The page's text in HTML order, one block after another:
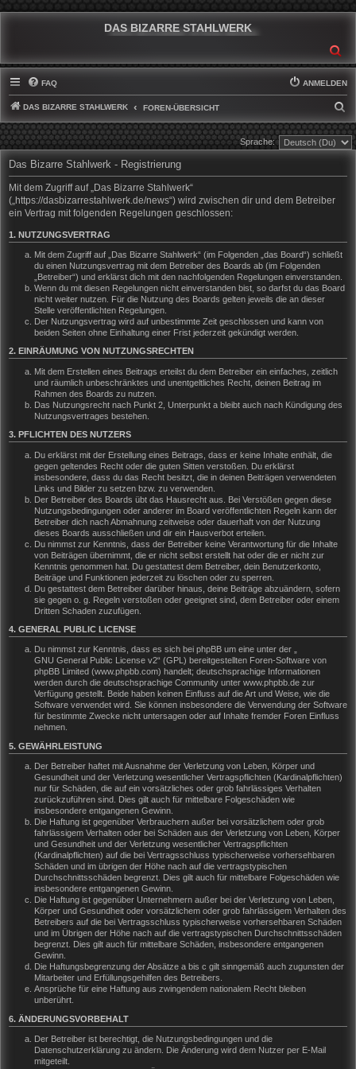
DAS BIZARRE STAHLWERK
FAQ ANMELDEN
DAS BIZARRE STAHLWERK FOREN-ÜBERSICHT
U
C
Sprache:
Das Bizarre Stahlwerk - Registrierung
Mit dem Zugriff auf „Das Bizarre Stahlwerk“
(„https://dasbizarrestahlwerk.de/news“) wird zwischen dir und dem Betreiber
ein Vertrag mit folgenden Regelungen geschlossen:
1. NUTZUNGSVERTRAG
Mit dem Zugriff auf „Das Bizarre Stahlwerk“ (im Folgenden „das Board“) schließt
du einen Nutzungsvertrag mit dem Betreiber des Boards ab (im Folgenden
„Betreiber“) und erklärst dich mit den nachfolgenden Regelungen einverstanden.
Wenn du mit diesen Regelungen nicht einverstanden bist, so darfst du das Board
nicht weiter nutzen. Für die Nutzung des Boards gelten jeweils die an dieser
Stelle veröffentlichten Regelungen.
Der Nutzungsvertrag wird auf unbestimmte Zeit geschlossen und kann von
beiden Seiten ohne Einhaltung einer Frist jederzeit gekündigt werden.
2. EINRÄUMUNG VON NUTZUNGSRECHTEN
Mit dem Erstellen eines Beitrags erteilst du dem Betreiber ein einfaches, zeitlich
und räumlich unbeschränktes und unentgeltliches Recht, deinen Beitrag im
Rahmen des Boards zu nutzen.
Das Nutzungsrecht nach Punkt 2, Unterpunkt a bleibt auch nach Kündigung des
Nutzungsvertrages bestehen.
3. PFLICHTEN DES NUTZERS
Du erklärst mit der Erstellung eines Beitrags, dass er keine Inhalte enthält, die
gegen geltendes Recht oder die guten Sitten verstoßen. Du erklärst
insbesondere, dass du das Recht besitzt, die in deinen Beiträgen verwendeten
Links und Bilder zu setzen bzw. zu verwenden.
Der Betreiber des Boards übt das Hausrecht aus. Bei Verstößen gegen diese
Nutzungsbedingungen oder anderer im Board veröffentlichten Regeln kann der
Betreiber dich nach Abmahnung zeitweise oder dauerhaft von der Nutzung
dieses Boards ausschließen und dir ein Hausverbot erteilen.
Du nimmst zur Kenntnis, dass der Betreiber keine Verantwortung für die Inhalte
von Beiträgen übernimmt, die er nicht selbst erstellt hat oder die er nicht zur
Kenntnis genommen hat. Du gestattest dem Betreiber, dein Benutzerkonto,
Beiträge und Funktionen jederzeit zu löschen oder zu sperren.
Du gestattest dem Betreiber darüber hinaus, deine Beiträge abzuändern, sofern
sie gegen o. g. Regeln verstoßen oder geeignet sind, dem Betreiber oder einem
Dritten Schaden zuzufügen.
4. GENERAL PUBLIC LICENSE
Du nimmst zur Kenntnis, dass es sich bei phpBB um eine unter der „
GNU General Public License v2“ (GPL) bereitgestellten Foren-Software von
phpBB Limited (www.phpbb.com) handelt; deutschsprachige Informationen
werden durch die deutschsprachige Community unter www.phpbb.de zur
Verfügung gestellt. Beide haben keinen Einfluss auf die Art und Weise, wie die
Software verwendet wird. Sie können insbesondere die Verwendung der Software
für bestimmte Zwecke nicht untersagen oder auf Inhalte fremder Foren Einfluss
nehmen.
5. GEWÄHRLEISTUNG
Der Betreiber haftet mit Ausnahme der Verletzung von Leben, Körper und
Gesundheit und der Verletzung wesentlicher Vertragspflichten (Kardinalpflichten)
nur für Schäden, die auf ein vorsätzliches oder grob fahrlässiges Verhalten
zurückzuführen sind. Dies gilt auch für mittelbare Folgeschäden wie
insbesondere entgangenen Gewinn.
Die Haftung ist gegenüber Verbrauchern außer bei vorsätzlichem oder grob
fahrlässigem Verhalten oder bei Schäden aus der Verletzung von Leben, Körper
und Gesundheit und der Verletzung wesentlicher Vertragspflichten
(Kardinalpflichten) auf die bei Vertragsschluss typischerweise vorhersehbaren
Schäden und im übrigen der Höhe nach auf die vertragstypischen
Durchschnittsschäden begrenzt. Dies gilt auch für mittelbare Folgeschäden wie
insbesondere entgangenen Gewinn.
Die Haftung ist gegenüber Unternehmern außer bei der Verletzung von Leben,
Körper und Gesundheit oder vorsätzlichem oder grob fahrlässigem Verhalten des
Betreibers auf die bei Vertragsschluss typischerweise vorhersehbaren Schäden
und im Übrigen der Höhe nach auf die vertragstypischen Durchschnittsschäden
begrenzt. Dies gilt auch für mittelbare Schäden, insbesondere entgangenen
Gewinn.
Die Haftungsbegrenzung der Absätze a bis c gilt sinngemäß auch zugunsten der
Mitarbeiter und Erfüllungsgehilfen des Betreibers.
Ansprüche für eine Haftung aus zwingendem nationalem Recht bleiben
unberührt.
6. ÄNDERUNGSVORBEHALT
Der Betreiber ist berechtigt, die Nutzungsbedingungen und die
Datenschutzerklärung zu ändern. Die Änderung wird dem Nutzer per E-Mail
mitgeteilt.